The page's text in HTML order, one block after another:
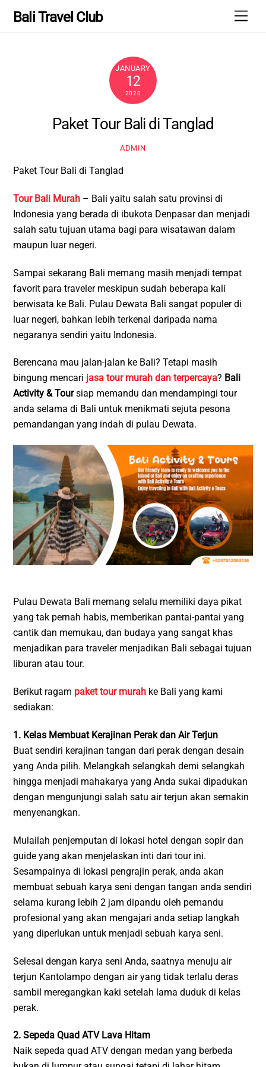
Bali Travel Club
JANUARY
12
2020
Paket Tour Bali di Tanglad
ADMIN
Paket Tour Bali di Tanglad
Tour Bali Murah – Bali yaitu salah satu provinsi di
Indonesia yang berada di ibukota Denpasar dan menjadi
salah satu tujuan utama bagi para wisatawan dalam
maupun luar negeri.
Sampai sekarang Bali memang masih menjadi tempat
favorit para traveler meskipun sudah beberapa kali
berwisata ke Bali. Pulau Dewata Bali sangat populer di
luar negeri, bahkan lebih terkenal daripada nama
negaranya sendiri yaitu Indonesia.
Berencana mau jalan-jalan ke Bali? Tetapi masih
bingung mencari jasa tour murah dan terpercaya? Bali
Activity & Toursiap memandu dan mendampingi tour
anda selama di Bali untuk menikmati sejuta pesona
pemandangan yang indah di pulau Dewata.
Pulau Dewata Bali memang selalu memiliki daya pikat
yang tak pernah habis, memberikan pantai-pantai yang
cantik dan memukau, dan budaya yang sangat khas
menjadikan para traveler menjadikan Bali sebagai tujuan
liburan atau tour.
Berikut ragam paket tour murah ke Bali yang kami
sediakan:
1. Kelas Membuat Kerajinan Perak dan Air Terjun
Buat sendiri kerajinan tangan dari perak dengan desain
yang Anda pilih. Melangkah selangkah demi selangkah
hingga menjadi mahakarya yang Anda sukai dipadukan
dengan mengunjungi salah satu air terjun akan semakin
menyenangkan.
Mulailah penjemputan di lokasi hotel dengan sopir dan
guide yang akan menjelaskan inti dari tour ini.
Sesampainya di lokasi pengrajin perak, anda akan
membuat sebuah karya seni dengan tangan anda sendiri
selama kurang lebih 2 jam dipandu oleh pemandu
profesional yang akan mengajari anda setiap langkah
yang diperlukan untuk menjadi sebuah karya seni.
Selesai dengan karya seni Anda, saatnya menuju air
terjun Kantolampo dengan air yang tidak terlalu deras
sambil meregangkan kaki setelah lama duduk di kelas
perak.
2. Sepeda Quad ATV Lava Hitam
Naik sepeda quad ATV dengan medan yang berbeda